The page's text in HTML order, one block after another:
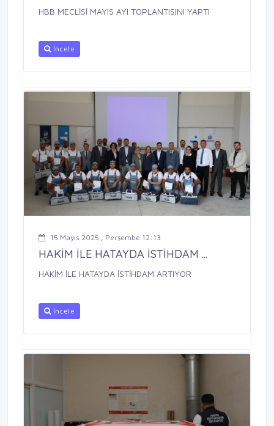
HBB MECLİSİ MAYIS AYI TOPLANTISINI YAPTI
İncele
15 Mayıs 2025 , Perşembe 12:13
HAKİM İLE HATAYDA İSTİHDAM ...
HAKİM İLE HATAYDA İSTİHDAM ARTIYOR
İncele